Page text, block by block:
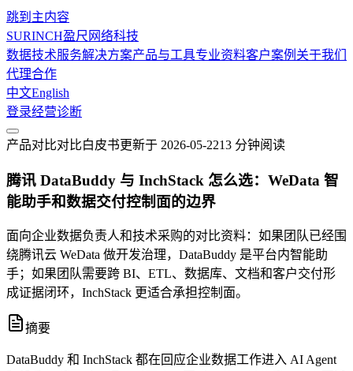
跳到主内容
SURINCH盈尺网络科技
数据技术服务解决方案产品与工具专业资料客户案例 关于我们
代理合作
中文English
登录经营诊断
产品对比对比白皮书更新于 2026-05-2213 分钟阅读
腾讯 DataBuddy 与 InchStack 怎么选：WeData 智
能助手和数据交付控制面的边界
面向企业数据负责人和技术采购的对比资料：如果团队已经围
绕腾讯云 WeData 做开发治理，DataBuddy 是平台内智能助
手；如果团队需要跨 BI、ETL、数据库、文档和客户交付形
成证据闭环，InchStack 更适合承担控制面。
摘要
DataBuddy 和 InchStack 都在回应企业数据工作进入 AI Agent